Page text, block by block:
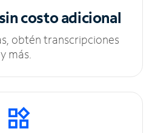
costo adicional
obtén transcripciones
más.